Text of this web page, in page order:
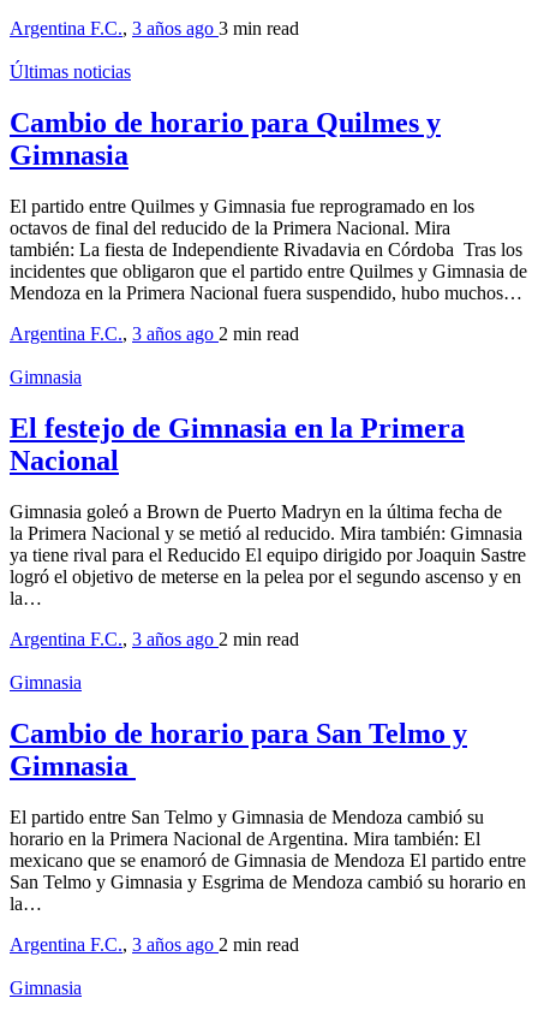
Argentina F.C., 3 años ago 3 min read
Últimas noticias
Cambio de horario para Quilmes y
Gimnasia
El partido entre Quilmes y Gimnasia fue reprogramado en los
octavos de final del reducido de la Primera Nacional. Mira
también: La fiesta de Independiente Rivadavia en Córdoba Tras los
incidentes que obligaron que el partido entre Quilmes y Gimnasia de
Mendoza en la Primera Nacional fuera suspendido, hubo muchos…
Argentina F.C., 3 años ago 2 min read
Gimnasia
El festejo de Gimnasia en la Primera
Nacional
Gimnasia goleó a Brown de Puerto Madryn en la última fecha de
la Primera Nacional y se metió al reducido. Mira también: Gimnasia
ya tiene rival para el Reducido El equipo dirigido por Joaquin Sastre
logró el objetivo de meterse en la pelea por el segundo ascenso y en
la…
Argentina F.C., 3 años ago 2 min read
Gimnasia
Cambio de horario para San Telmo y
Gimnasia
El partido entre San Telmo y Gimnasia de Mendoza cambió su
horario en la Primera Nacional de Argentina. Mira también: El
mexicano que se enamoró de Gimnasia de Mendoza El partido entre
San Telmo y Gimnasia y Esgrima de Mendoza cambió su horario en
la…
Argentina F.C., 3 años ago 2 min read
Gimnasia